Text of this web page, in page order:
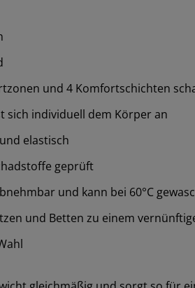
und 4 Komfortschichten
sich individuell dem Körper an
elastisch
geprüft
und kann bei 60°C
und Betten zu einem